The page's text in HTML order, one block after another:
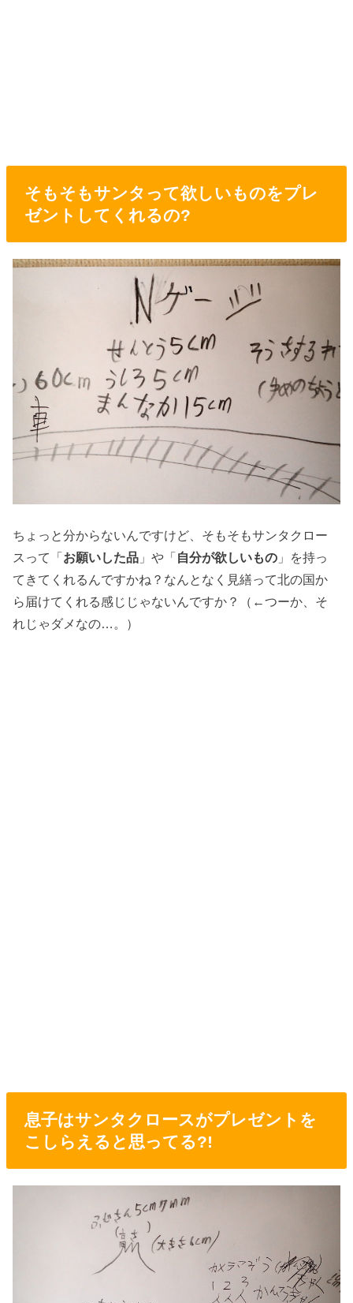
そもそもサンタって欲しいものをプレ
ゼントしてくれるの?
ちょっと分からないんですけど、そもそもサンタクロー
スって「お願いした品 」や「自分が欲しいもの 」を持っ
てきてくれるんですかね？なんとなく見繕って北の国か
ら届けてくれる感じじゃないんですか？（←つーか、そ
れじゃダメなの…。）
息子はサンタクロースがプレゼントを
こしらえると思ってる?!